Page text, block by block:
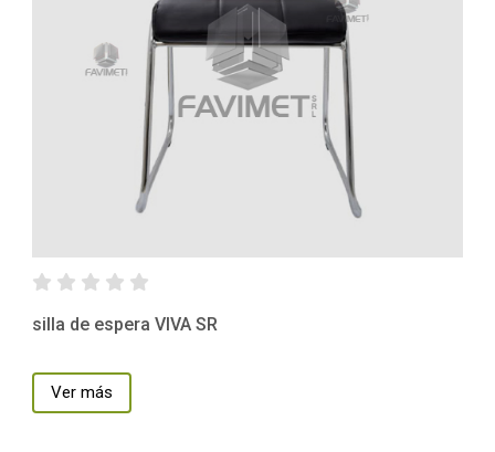
silla de espera VIVA SR
Ver más